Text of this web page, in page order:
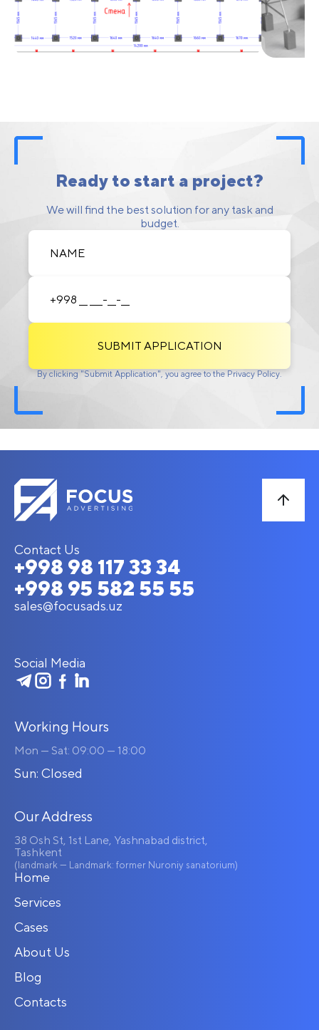
Ready to start a project?
We will find the best solution for any task and
budget.
SUBMIT APPLICATION
By clicking "Submit Application", you agree to the Privacy Policy.
Contact Us
+998 98 117 33 34
+998 95 582 55 55
sales@focusads.uz
Social Media
Working Hours
Mon — Sat: 09:00 — 18:00
Sun: Closed
Our Address
38 Osh St, 1st Lane, Yashnabad district,
Tashkent
(landmark — Landmark: former Nuroniy sanatorium)
Home
Services
Cases
About Us
Blog
Contacts